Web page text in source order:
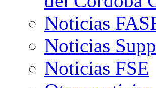
Noticias
Noticias
Noticias FSE